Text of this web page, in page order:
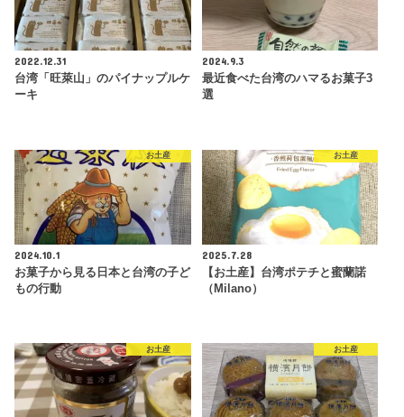
2022.12.31
台湾「旺萊山」のパイナップルケ
ーキ
2024.9.3
最近食べた台湾のハマるお菓子3
選
お土産
2024.10.1
お菓子から見る日本と台湾の子ど
もの行動
お土産
2025.7.28
【お土産】台湾ポテチと蜜蘭諾
（Milano）
お土産 お土産